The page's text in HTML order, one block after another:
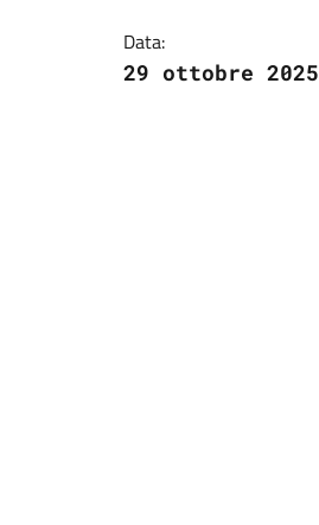
Data:
29 ottobre 2025